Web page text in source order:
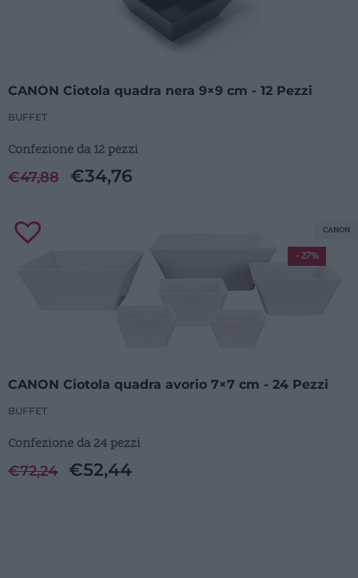
CANON Ciotola quadra nera 9×9 cm - 12 Pezzi
BUFFET
Confezione da 12 pezzi
€47,88 €34,76
CANON Ciotola quadra avorio 7×7 cm - 24 Pezzi
BUFFET
Confezione da 24 pezzi
€72,24 €52,44
- 27%
CANON